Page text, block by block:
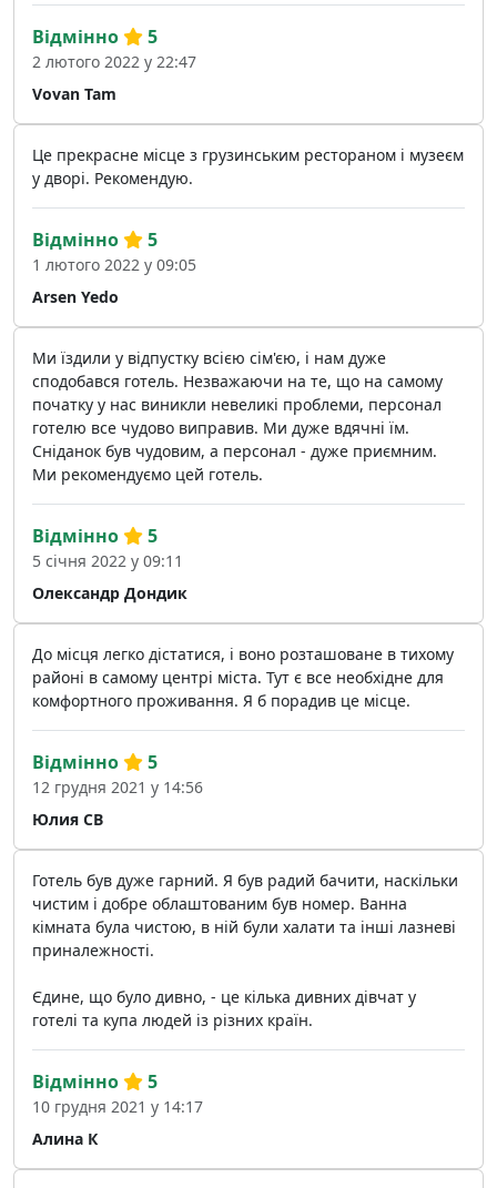
Vovan Tam
Відмінно 5
2 лютого 2022 у 22:47
Це прекрасне місце з грузинським рестораном і музеєм
у дворі. Рекомендую.
Arsen Yedo
Відмінно 5
1 лютого 2022 у 09:05
Ми їздили у відпустку всією сім'єю, і нам дуже
сподобався готель. Незважаючи на те, що на самому
початку у нас виникли невеликі проблеми, персонал
готелю все чудово виправив. Ми дуже вдячні їм.
Сніданок був чудовим, а персонал - дуже приємним.
Ми рекомендуємо цей готель.
Олександр Дондик
Відмінно 5
5 січня 2022 у 09:11
До місця легко дістатися, і воно розташоване в тихому
районі в самому центрі міста. Тут є все необхідне для
комфортного проживання. Я б порадив це місце.
Юлия СВ
Відмінно 5
12 грудня 2021 у 14:56
Готель був дуже гарний. Я був радий бачити, наскільки
чистим і добре облаштованим був номер. Ванна
кімната була чистою, в ній були халати та інші лазневі
приналежності.
Єдине, що було дивно, - це кілька дивних дівчат у
готелі та купа людей із різних країн.
Алина К
Відмінно 5
10 грудня 2021 у 14:17